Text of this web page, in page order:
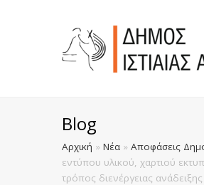
Blog
Αρχική » Νέα » Αποφάσεις
εντύπου υλικού, χαρτιού
τρόπος διενέργειας